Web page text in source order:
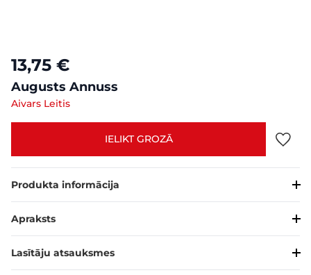
13,75 €
Augusts Annuss
Aivars Leitis
IELIKT GROZĀ
Produkta informācija
Apraksts
Lasītāju atsauksmes